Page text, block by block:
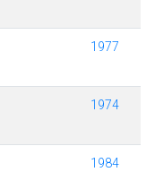
1977
1974
1984